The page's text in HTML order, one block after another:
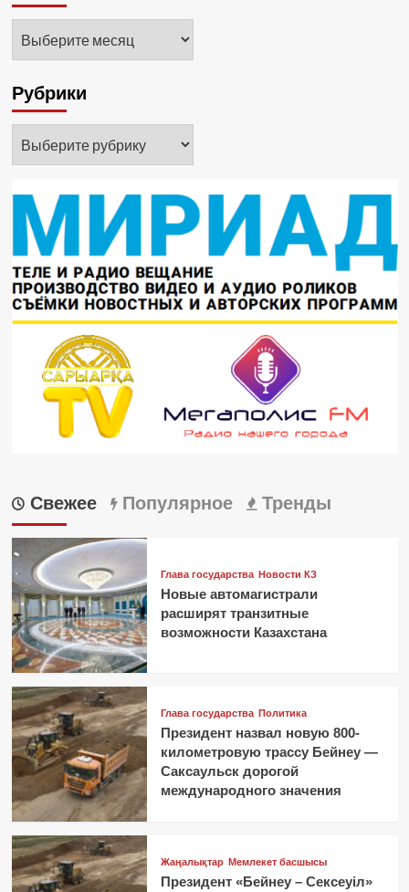
Рубрики
Свежее Популярное Тренды
Глава государства Новости КЗ
Новые автомагистрали
расширят транзитные
возможности Казахстана
Глава государства Политика
Президент назвал новую 800-
километровую трассу Бейнеу —
Саксаульск дорогой
международного значения
Жаңалықтар Мемлекет басшысы
Президент «Бейнеу – Сексеуіл»